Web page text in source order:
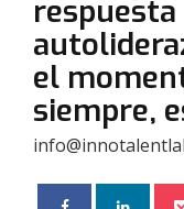
el
siempre,